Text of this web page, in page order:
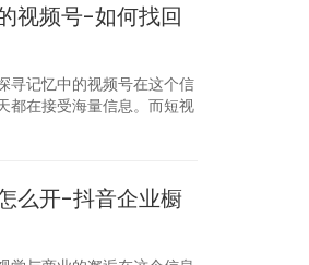
视频号-如何找回
寻记忆中的视频号在这个信
都在接受海量信息。而短视
么开-抖音企业橱